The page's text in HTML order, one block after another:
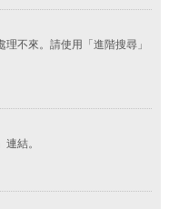
不來。請使用「進階搜尋」
結。